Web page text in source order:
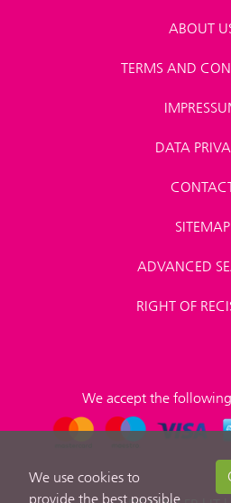
ABOUT
TERMS AND
DATA
SITEMAP
ADVANCED
RIGHT OF
We accept the
We use cookies to
provide the best possible